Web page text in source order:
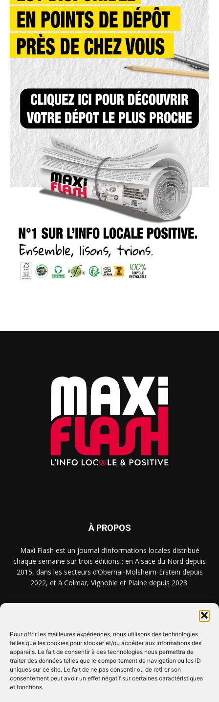
Pour offrir les meilleures expériences, nous utilisons des technologies
telles que les cookies pour stocker et/ou accéder aux informations des
appareils. Le fait de consentir à ces technologies nous permettra de
traiter des données telles que le comportement de navigation ou les ID
uniques sur ce site. Le fait de ne pas consentir ou de retirer son
consentement peut avoir un effet négatif sur certaines caractéristiques
et fonctions.
À PROPOS
Maxi Flash est un journal d’informations locales distribué
chaque semaine sur trois éditions : en Alsace du Nord depuis
2015, dans les secteurs d’Obernai-Molsheim-Erstein depuis
2022, et à Colmar, Vignoble et Plaine depuis 2023.
CLIQUEZ ICI !
SUIVEZ-NOUS !